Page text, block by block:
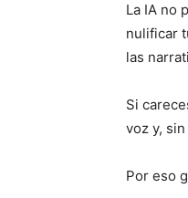
La IA no
nulificar
las
Si
voz y,
Por eso